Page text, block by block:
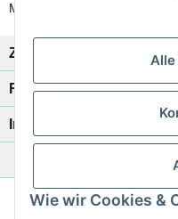
Wie wir Cookies &
Mo-Fr: 8:00 Uhr - 17:00 Uhr
Zahlung/Versand
Rechtliches
Informationen
Zur